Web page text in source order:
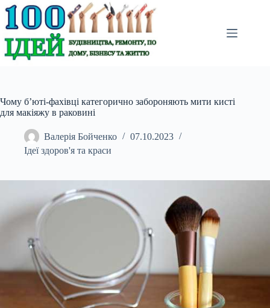
Перейти
до
вмісту
Чому б’юті-фахівці категорично забороняють мити кисті
для макіяжу в раковині
Валерія Бойченко
07.10.2023
Ідеї здоров'я та краси